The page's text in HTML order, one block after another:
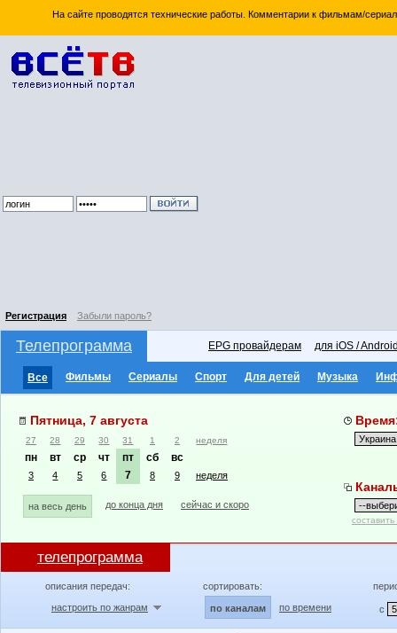
На сайте проводятся технические работы. Комментарии к фильмам/
Регистрация Забыли пароль?
Телепрограмма EPG провайдерам для iOS /
Все Фильмы Сериалы Спорт Для детей Музыка
Пятница, 7 августа
27 28 29 30 31 1 2 неделя
пн вт ср чт пт сб вс
3 4 5 6 7 8 9 неделя
на весь день до конца дня сейчас и скоро
телепрограмма
описания передач:
настроить по жанрам
сортировать:
по каналам по времени с